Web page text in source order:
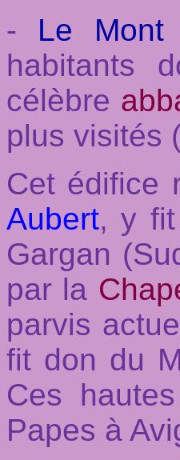
- Le Mont
habitants
célèbre
plus visités
Cet édifice
Aubert, y
Gargan
par la
parvis
fit don du
Ces
Papes à